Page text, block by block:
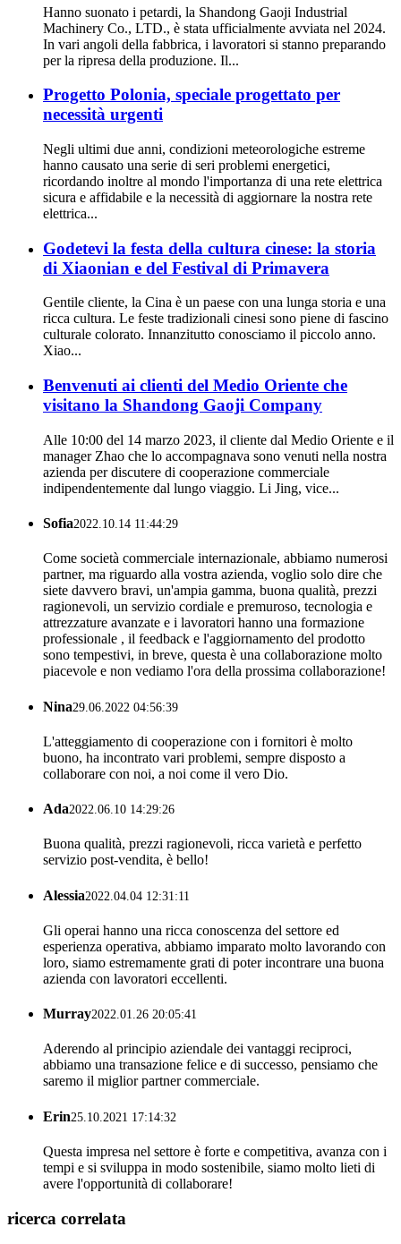
Hanno suonato i petardi, la Shandong Gaoji Industrial
Machinery Co., LTD., è stata ufficialmente avviata nel 2024.
In vari angoli della fabbrica, i lavoratori si stanno preparando
per la ripresa della produzione. Il...
Progetto Polonia, speciale progettato per
necessità urgenti
Negli ultimi due anni, condizioni meteorologiche estreme
hanno causato una serie di seri problemi energetici,
ricordando inoltre al mondo l'importanza di una rete elettrica
sicura e affidabile e la necessità di aggiornare la nostra rete
elettrica...
Godetevi la festa della cultura cinese: la storia
di Xiaonian e del Festival di Primavera
Gentile cliente, la Cina è un paese con una lunga storia e una
ricca cultura. Le feste tradizionali cinesi sono piene di fascino
culturale colorato. Innanzitutto conosciamo il piccolo anno.
Xiao...
Benvenuti ai clienti del Medio Oriente che
visitano la Shandong Gaoji Company
Alle 10:00 del 14 marzo 2023, il cliente dal Medio Oriente e il
manager Zhao che lo accompagnava sono venuti nella nostra
azienda per discutere di cooperazione commerciale
indipendentemente dal lungo viaggio. Li Jing, vice...
Sofia2022.10.14 11:44:29
Come società commerciale internazionale, abbiamo numerosi
partner, ma riguardo alla vostra azienda, voglio solo dire che
siete davvero bravi, un'ampia gamma, buona qualità, prezzi
ragionevoli, un servizio cordiale e premuroso, tecnologia e
attrezzature avanzate e i lavoratori hanno una formazione
professionale , il feedback e l'aggiornamento del prodotto
sono tempestivi, in breve, questa è una collaborazione molto
piacevole e non vediamo l'ora della prossima collaborazione!
Nina29.06.2022 04:56:39
L'atteggiamento di cooperazione con i fornitori è molto
buono, ha incontrato vari problemi, sempre disposto a
collaborare con noi, a noi come il vero Dio.
Ada2022.06.10 14:29:26
Buona qualità, prezzi ragionevoli, ricca varietà e perfetto
servizio post-vendita, è bello!
Alessia2022.04.04 12:31:11
Gli operai hanno una ricca conoscenza del settore ed
esperienza operativa, abbiamo imparato molto lavorando con
loro, siamo estremamente grati di poter incontrare una buona
azienda con lavoratori eccellenti.
Murray2022.01.26 20:05:41
Aderendo al principio aziendale dei vantaggi reciproci,
abbiamo una transazione felice e di successo, pensiamo che
saremo il miglior partner commerciale.
Erin25.10.2021 17:14:32
Questa impresa nel settore è forte e competitiva, avanza con i
tempi e si sviluppa in modo sostenibile, siamo molto lieti di
avere l'opportunità di collaborare!
ricerca correlata